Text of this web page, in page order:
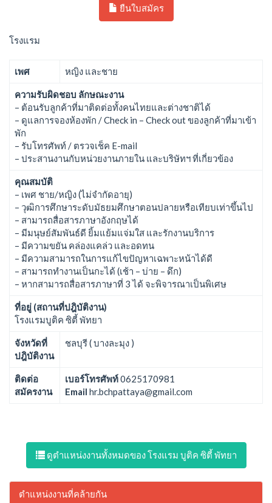
ยืนใบสมัคร
โรงแรม
เพศ หญิง และชาย
ความรับผิดชอบ ลักษณะงาน
– ต้อนรับลูกค้าที่มาติดต่อทั้งคนไทยและต่างชาติได้
– ดูแลการจองห้องพัก / Check in – Check out ของลูกค้าที่มาเข้า
พัก
– รับโทรศัพท์ / ตรวจเช็ค E-mail
– ประสานงานกับหน่วยงานภายใน และบริษัทฯ ที่เกี่ยวข้อง
คุณสมบัติ
– เพศ ชาย/หญิง (ไม่จำกัดอายุ)
– วุฒิการศึกษาระดับมัธยมศึกษาตอนปลายหรือเทียบเท่าขึ้นไป
– สามารถสื่อสารภาษาอังกฤษได้
– มีมนุษย์สัมพันธ์ดี ยิ้มแย้มแจ่มใส และรักงานบริการ
– มีความขยัน คล่องแคล่ว และอดทน
– มีความสามารถในการแก้ไขปัญหาเฉพาะหน้าได้ดี
– สามารถทำงานเป็นกะได้ (เช้า – บ่าย – ดึก)
– หากสามารถสื่อสารภาษาที่ 3 ได้ จะพิจารณาเป็นพิเศษ
ที่อยู่ (สถานที่ปฎิบัติงาน)
โรงแรมบูติค ซิตี้ พัทยา
จังหวัดที่
ปฎิบัติงาน
ชลบุรี ( บางละมุง )
ติดต่อ
สมัครงาน
เบอร์โทรศัพท์0625170981
Email hr.bchpattaya@gmail.com
ดูตำแหน่งงานทั้งหมดของ โรงแรม บูติค ซิตี้ พัทยา
ตำแหน่งงานที่คล้ายกัน